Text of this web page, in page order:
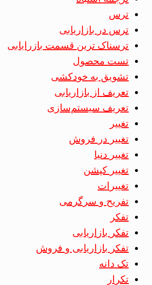
ترس
ترس در بازاریابی
ترسناک ترین قسمت بازرایابی
تست محصول
تشویق به خودکشی
تعریف از بازاریابی
تعریف سیستم‌سازی
تغییر
تغییر در فروش
تغییر دنیا
تغییر کپشن
تغییرات
تفریح و سرگرمی
تفکر
تفکر بازاریابی
تفکر بازاریابی و فروش
تک دانه
تکرار